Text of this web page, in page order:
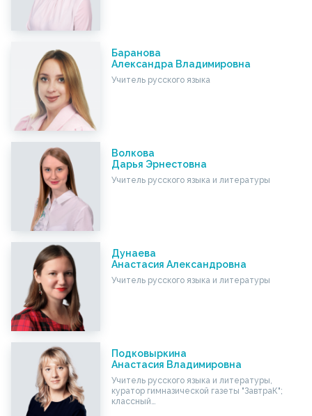
Баранова
Александра Владимировна
Учитель русского языка
Волкова
Дарья Эрнестовна
Учитель русского языка и литературы
Дунаева
Анастасия Александровна
Учитель русского языка и литературы
Подковыркина
Анастасия Владимировна
Учитель русского языка и литературы,
куратор гимназической газеты "ЗавтраК";
классный…